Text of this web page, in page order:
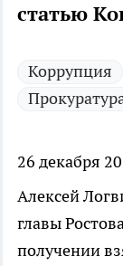
статью
Коррупция
26 декабря
Алексей
главы
получении